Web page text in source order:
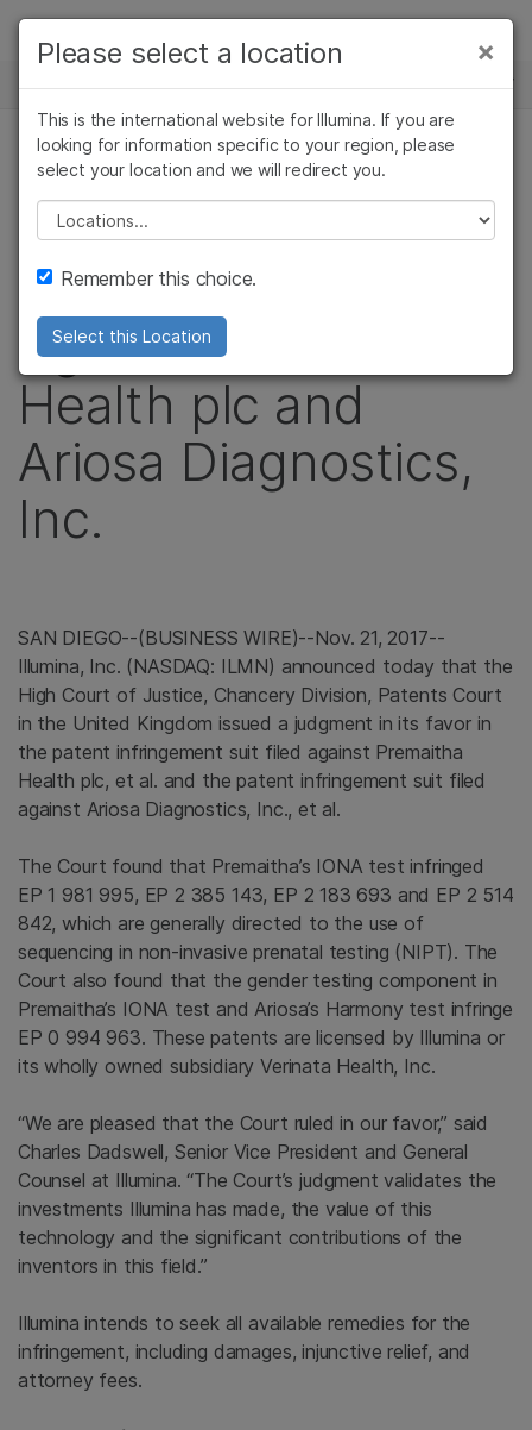
Skip to content
솔루션
학습
회사
지원
추천 링크
뉴스 센터
보도 자료
Illumina Wins
Infringement Suit
Against Premaitha
Health plc and
Ariosa Diagnostics,
Inc.
SAN DIEGO--(BUSINESS WIRE)--Nov. 21, 2017--
Illumina, Inc. (NASDAQ: ILMN) announced today that the
High Court of Justice, Chancery Division, Patents Court
in the United Kingdom issued a judgment in its favor in
the patent infringement suit filed against Premaitha
Health plc, et al. and the patent infringement suit filed
against Ariosa Diagnostics, Inc., et al.
The Court found that Premaitha’s IONA test infringed
EP 1 981 995, EP 2 385 143, EP 2 183 693 and EP 2 514
842, which are generally directed to the use of
sequencing in non-invasive prenatal testing (NIPT). The
Court also found that the gender testing component in
Premaitha’s IONA test and Ariosa’s Harmony test infringe
EP 0 994 963. These patents are licensed by Illumina or
its wholly owned subsidiaryVerinata Health, Inc.
“We are pleased that the Court ruled in our favor,” said
Charles Dadswell, Senior Vice President and General
Counsel at Illumina. “The Court’s judgment validates the
investments Illumina has made, the value of this
technology and the significant contributions of the
inventors in this field.”
Illumina intends to seek all available remedies for the
infringement, including damages, injunctive relief, and
attorney fees.
×
Please select a location
This is the international website for Illumina. If you are
looking for information specific to your region, please
select your location and we will redirect you.
Please select a location
Remember this choice.
Select this Location
×
암 연구
미생물학 연구
농업유전체학 연구
복합 질환 연구
임상 종양학 연구
생식 보건 연구
연구